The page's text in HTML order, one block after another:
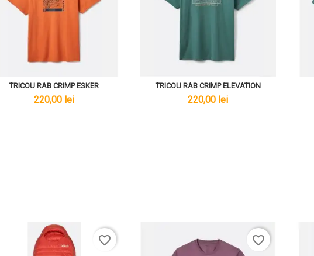
TRICOU RAB CRIMP ESKER
lei
220,00 lei
TRICOU RAB CRIMP ELEVATION
lei
220,00 lei
favorite_border favorite_border